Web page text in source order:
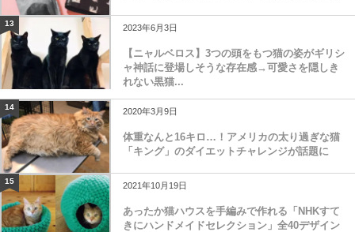
13 2023年6月3日
【ニャルベロス】3つの頭をもつ猫の姿がギリシ
ャ神話に登場しそうな存在感→可愛さを隠しき
れない黒猫...
14 2020年3月9日
体重なんと16キロ…！アメリカの太り過ぎな猫
「キング」のダイエットチャレンジが話題に
15 2021年10月19日
あったか猫ハウスを手編みで作れる「NHKすて
きにハンドメイドセレクション」全40デザイン